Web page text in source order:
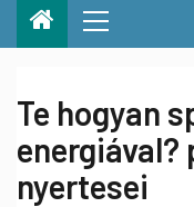
Te hogyan
nyertesei